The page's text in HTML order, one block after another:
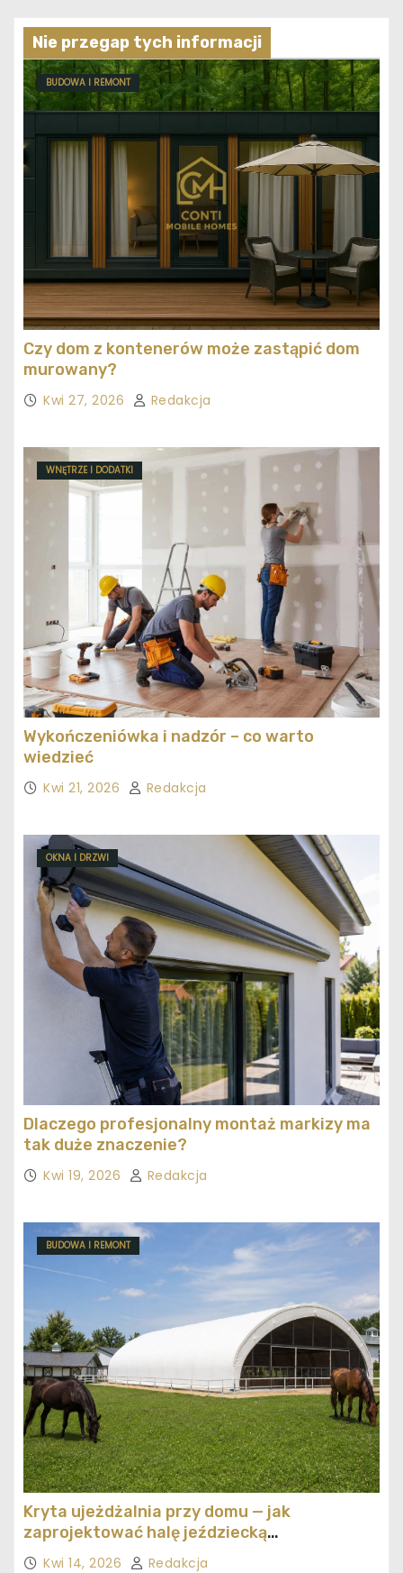
Nie przegap tych informacji
BUDOWA I REMONT
Czy dom z kontenerów może zastąpić dom
murowany?
Kwi 27, 2026 Redakcja
WNĘTRZE I DODATKI
Wykończeniówka i nadzór – co warto
wiedzieć
Kwi 21, 2026 Redakcja
OKNA I DRZWI
Dlaczego profesjonalny montaż markizy ma
tak duże znaczenie?
Kwi 19, 2026 Redakcja
BUDOWA I REMONT
Kryta ujeżdżalnia przy domu — jak
zaprojektować halę jeździecką
ekonomicznie
Kwi 14, 2026 Redakcja